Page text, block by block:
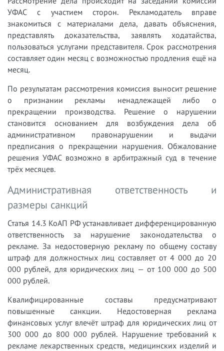
УФАС с участием сторон. Рекламодатель вправе
знакомиться с материалами дела, давать объяснения,
представлять доказательства, заявлять ходатайства,
пользоваться услугами представителя. Срок рассмотрения
составляет один месяц с возможностью продления ещё на
месяц.
По результатам рассмотрения комиссия выносит решение
о признании рекламы ненадлежащей либо о
прекращении производства. Решение о нарушении
становится основанием для возбуждения дела об
административном правонарушении и выдачи
предписания о прекращении нарушения. Обжалование
решения УФАС возможно в арбитражный суд в течение
трёх месяцев.
Административная ответственность и
размеры санкций
Статья 14.3 КоАП РФ устанавливает дифференцированную
ответственность за нарушение законодательства о
рекламе. За недостоверную рекламу по общему составу
штраф для должностных лиц составляет от 4 000 до 20
000 рублей, для юридических лиц — от 100 000 до 500
000 рублей.
Квалифицированные составы предусматривают
повышенные санкции. Недостоверная реклама
финансовых услуг влечёт штраф для юридических лиц от
300 000 до 800 000 рублей. Нарушение требований к
рекламе лекарственных средств, медицинских изделий и